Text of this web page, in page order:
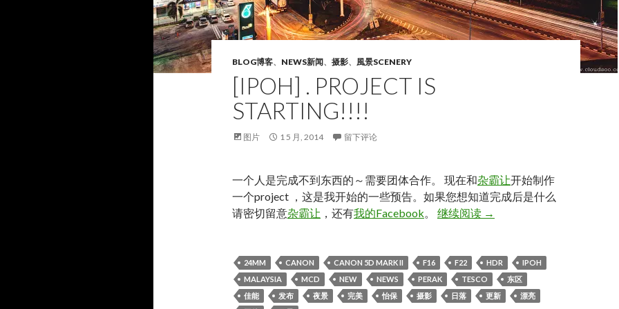
BLOG博客、 NEWS新闻、 摄影、 風景SCENERY
[IPOH] . PROJECT IS
STARTING!!!!
图片 1 5 月, 2014 留下评论
一个人是完成不到东西的～需要团体合作。 现在和杂霸让开始制作
一个project ，这是我开始的一些预告。如果您想知道完成后是什么
请密切留意杂霸让 ，还有我的Facebook。 继续阅读[IPOH] . Project is
→
24MM CANON CANON 5D MARK II F16 F22 HDR
IPOH
MALAYSIA
MCD NEW NEWS PERAK TESCO
东区
佳能
发布 夜景 完美 怡保 摄影 日落 更新
漂亮